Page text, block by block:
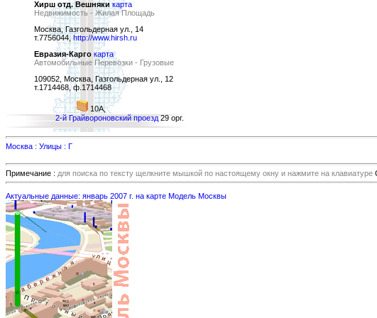
Хирш отд. Вешняки карта
Недвижимость - Жилая Площадь
Москва, Газгольдерная ул., 14
т.7756044,http://www.hirsh.ru
Евразия-Карго карта
Автомобильные Перевозки - Грузовые
109052, Москва, Газгольдерная ул., 12
т.1714468, ф.1714468
10А,
2-й Грайвороновский проезд 29 орг.
Москва : Улицы : Г
Примечание : для поиска по тексту щелкните мышкой по настоящему окну и нажмите на клавиатуре
Актуальные данные: январь 2007 г. на карте Модель Москвы